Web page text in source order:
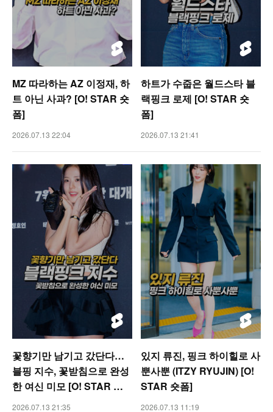
MZ 따라하는 AZ 이정재, 하
트 아닌 사과? [O! STAR 숏
폼]
2026.07.13 22:04
하트가 수줍은 월드스타 블
랙핑크 로제 [O! STAR 숏
폼]
2026.07.13 21:41
꽃향기만 남기고 갔단다…
블핑 지수, 꽃받침으로 완성
한 여신 미모 [O! STAR 숏
폼]
2026.07.13 21:35
있지 류진, 핑크 하이힐로 사
뿐사뿐 (ITZY RYUJIN) [O!
STAR 숏폼]
2026.07.13 11:19